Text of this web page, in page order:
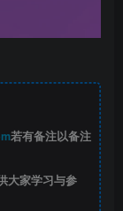
若有备注以备注
大家学习与参